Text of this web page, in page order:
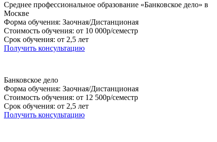
Среднее профессиональное образование «Банковское дело» в
Москве
Форма обучения: Заочная/Дистанционая
Стоимость обучения: от 10 000р/семестр
Срок обучения: от 2,5 лет
Получить консультацию
Банковское дело
Форма обучения: Заочная/Дистанционая
Стоимость обучения: от 12 500р/семестр
Срок обучения: от 2,5 лет
Получить консультацию